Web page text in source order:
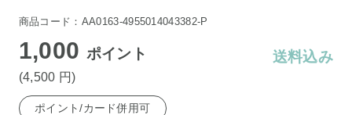
商品コード：AA0163-4955014043382-P
1,000 ポイント
(4,500 円)
送料込み
ポイント/カード併用可